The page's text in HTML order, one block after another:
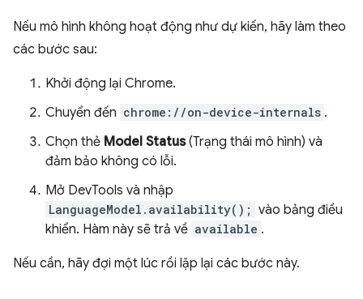
Nếu mô hình không hoạt động như dự kiến, hãy làm theo
các bước sau:
Khởi động lại Chrome.
Chuyển đến chrome://on-device-internals .
Chọn thẻ Model Status(Trạng thái mô hình) và
đảm bảo không có lỗi.
Mở DevTools và nhập
LanguageModel.availability(); vào bảng điều
khiển. Hàm này sẽ trả về available .
Nếu cần, hãy đợi một lúc rồi lặp lại các bước này.